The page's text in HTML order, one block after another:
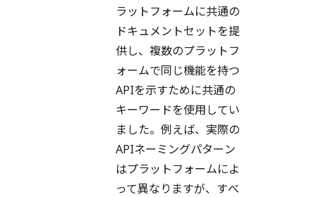
ラットフォームに共通の
ドキュメントセットを提
供し、複数のプラットフ
ォームで同じ機能を持つ
APIを示すために共通の
キーワードを使用してい
ました。例えば、実際の
APIネーミングパターン
はプラットフォームによ
って異なりますが、すべ